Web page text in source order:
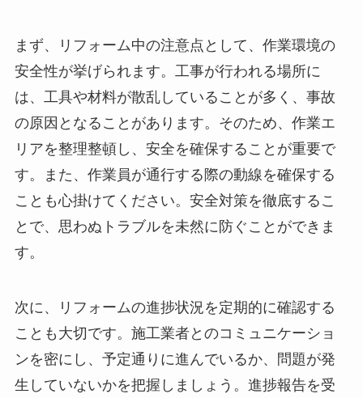
まず、リフォーム中の注意点として、作業環境の
安全性が挙げられます。工事が行われる場所に
は、工具や材料が散乱していることが多く、事故
の原因となることがあります。そのため、作業エ
リアを整理整頓し、安全を確保することが重要で
す。また、作業員が通行する際の動線を確保する
ことも心掛けてください。安全対策を徹底するこ
とで、思わぬトラブルを未然に防ぐことができま
す。
次に、リフォームの進捗状況を定期的に確認する
ことも大切です。施工業者とのコミュニケーショ
ンを密にし、予定通りに進んでいるか、問題が発
生していないかを把握しましょう。進捗報告を受